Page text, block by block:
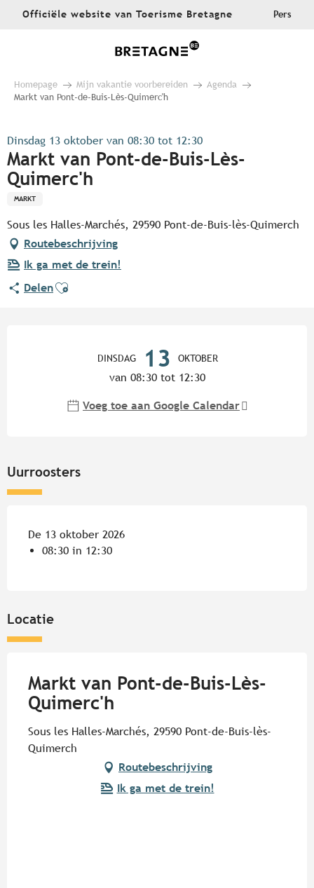
AllerOfficiële website van Toerisme Bretagne Pers
Homepage Mijn vakantie voorbereiden
Agenda
Markt van Pont-de-Buis-Lès-Quimerc'h
Dinsdag 13 oktober van 08:30 tot 12:30
Markt van Pont-de-Buis-Lès-
Quimerc'h
MARKT
Sous les Halles-Marchés, 29590 Pont-de-Buis-lès-Quimerch
Routebeschrijving
Ik ga met de trein!
DelenAjouter aux favoris
DINSDAG 13 OKTOBER
van 08:30 tot 12:30
Voeg toe aan Google Calendar
Uurroosters
De 13 oktober 2026
08:30 in 12:30
Locatie
Markt van Pont-de-Buis-Lès-
Quimerc'h
Sous les Halles-Marchés, 29590 Pont-de-Buis-lès-
Quimerch
Routebeschrijving
Ik ga met de trein!